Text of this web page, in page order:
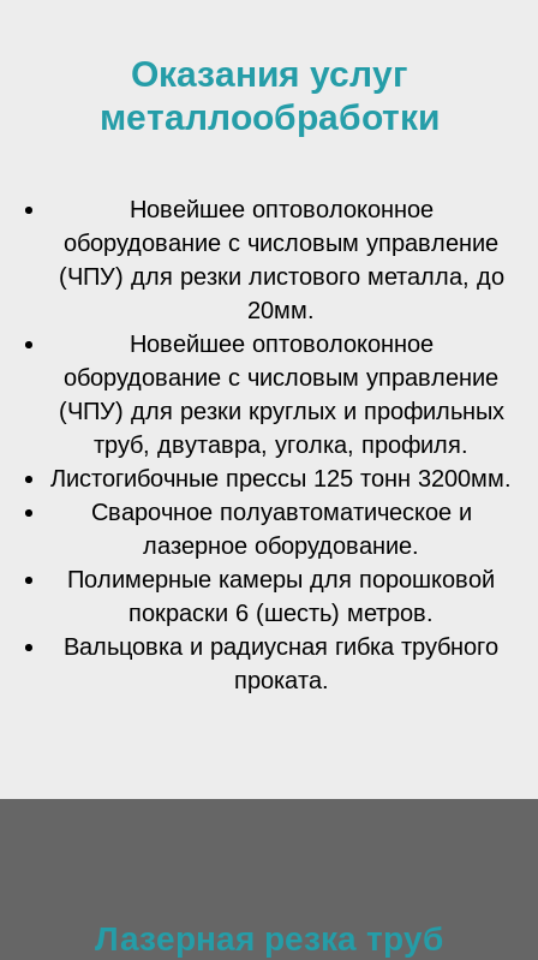
Оказания услуг
металлообработки
Новейшее оптоволоконное
оборудование с числовым управление
(ЧПУ) для резки листового металла, до
20мм.
Новейшее оптоволоконное
оборудование с числовым управление
(ЧПУ) для резки круглых и профильных
труб, двутавра, уголка, профиля.
Листогибочные прессы 125 тонн 3200мм.
Сварочное полуавтоматическое и
лазерное оборудование.
Полимерные камеры для порошковой
покраски 6 (шесть) метров.
Вальцовка и радиусная гибка трубного
проката.
Лазерная резка труб